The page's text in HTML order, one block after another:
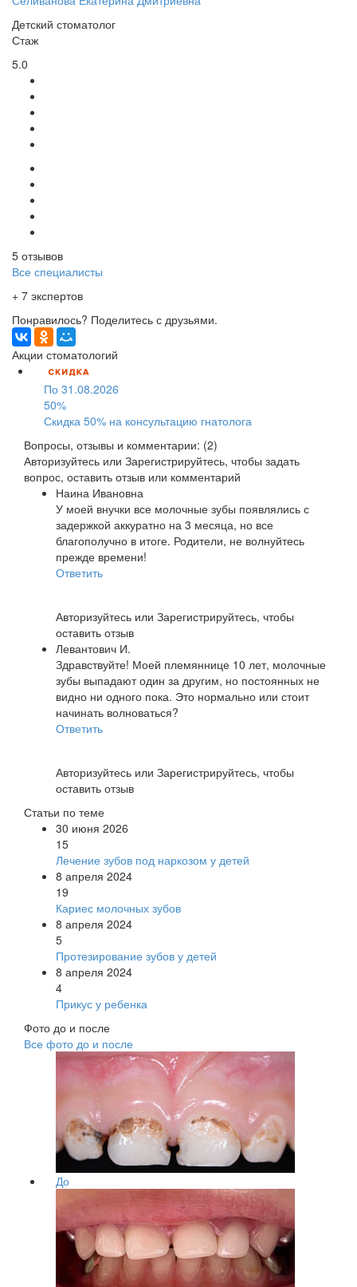
Детский стоматолог
Стаж
5.0
5 отзывов
Все специалисты
+ 7 экспертов
Понравилось? Поделитесь с друзьями.
Акции стоматологий
По 31.08.2026
50%
Скидка 50% на консультацию гнатолога
Вопросы, отзывы и комментарии: (2)
Авторизуйтесь или Зарегистрируйтесь, чтобы задать
вопрос, оставить отзыв или комментарий
Наина Ивановна
У моей внучки все молочные зубы появлялись с
задержкой аккуратно на 3 месяца, но все
благополучно в итоге. Родители, не волнуйтесь
прежде времени!
Ответить
Авторизуйтесь или Зарегистрируйтесь, чтобы
оставить отзыв
Левантович И.
Здравствуйте! Моей племяннице 10 лет, молочные
зубы выпадают один за другим, но постоянных не
видно ни одного пока. Это нормально или стоит
начинать волноваться?
Ответить
Авторизуйтесь или Зарегистрируйтесь, чтобы
оставить отзыв
Статьи по теме
30 июня 2026
15
Лечение зубов под наркозом у детей
8 апреля 2024
19
Кариес молочных зубов
8 апреля 2024
5
Протезирование зубов у детей
8 апреля 2024
4
Прикус у ребенка
Фото до и после
Все фото до и после
До